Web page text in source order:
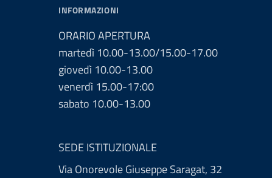
INFORMAZIONI
ORARIO APERTURA
martedì 10.00-13.00/15.00-17.00
giovedì 10.00-13.00
venerdì 15.00-17:00
sabato 10.00-13.00
SEDE ISTITUZIONALE
Via Onorevole Giuseppe Saragat, 32